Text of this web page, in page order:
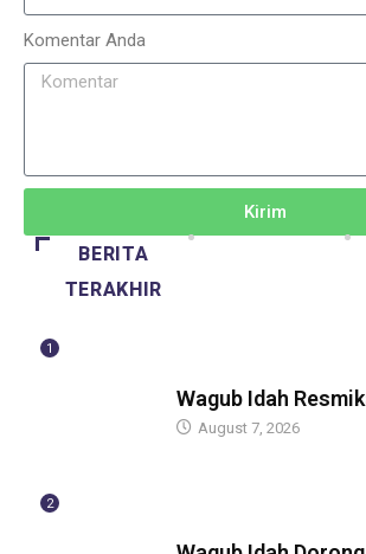
Komentar Anda
Kirim
BERITA
TERAKHIR
1
Wagub Idah
August 7, 2026
2